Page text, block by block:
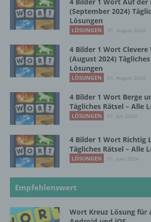
(September 2024)
Lösungen
LÖSUNGEN 31. August 2024
4 Bilder 1 Wort
(August 2024)
Lösungen
LÖSUNGEN 01. August 2024
4 Bilder 1 Wort Berge
Tägliches Rätsel – Alle
LÖSUNGEN 01. Juli 2024
4 Bilder 1 Wort Richtig
Tägliches Rätsel – Alle
LÖSUNGEN 01. Juni 2024
Empfehlenswert
Wort Kreuz Lösung für
c) Verarbeitung
automatisierter Verfahren
Vorgang oder jede solche
Zusammenhang mit
Daten wie das Erheben, das
die Anpassung oder
Auslesen, das Abfragen, die
die Offenlegung durch
Bereitstellung, den Abgleich
Verknüpfung, die
Löschen oder die Vernichtung.
d) Einschränkung der
Einschränkung der